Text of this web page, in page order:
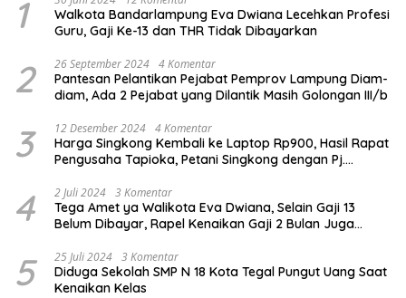
1
Walkota Bandarlampung Eva Dwiana Lecehkan Profesi
Guru, Gaji Ke-13 dan THR Tidak Dibayarkan
2 26 September 2024 4 Komentar
Pantesan Pelantikan Pejabat Pemprov Lampung Diam-
diam, Ada 2 Pejabat yang Dilantik Masih Golongan III/b
3 12 Desember 2024 4 Komentar
Harga Singkong Kembali ke Laptop Rp900, Hasil Rapat
Pengusaha Tapioka, Petani Singkong dengan Pj.
4 2 Juli 2024 3 Komentar
Tega Amet ya Walikota Eva Dwiana, Selain Gaji 13
Belum Dibayar, Rapel Kenaikan Gaji 2 Bulan Juga
5 25 Juli 2024 3 Komentar
Diduga Sekolah SMP N 18 Kota Tegal Pungut Uang Saat
Kenaikan Kelas